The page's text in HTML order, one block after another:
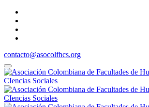
contacto@asocolfhcs.org